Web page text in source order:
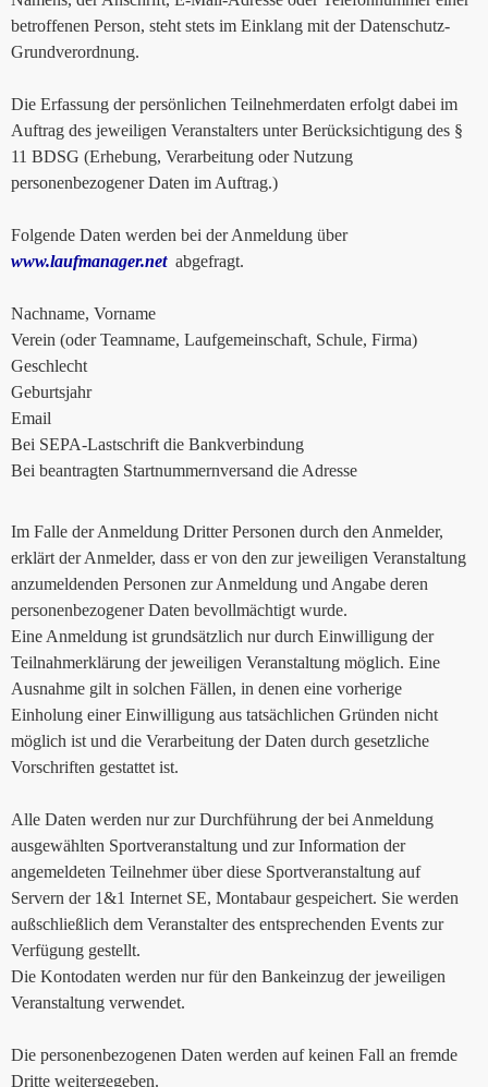
betroffenen Person, steht stets im Einklang mit der Datenschutz-
Grundverordnung.
Die Erfassung der persönlichen Teilnehmerdaten erfolgt dabei im
Auftrag des jeweiligen Veranstalters unter Berücksichtigung des §
11 BDSG (Erhebung, Verarbeitung oder Nutzung
personenbezogener Daten im Auftrag.)
Folgende Daten werden bei der Anmeldung über
www.laufmanager.netabgefragt.
Nachname, Vorname
Verein (oder Teamname, Laufgemeinschaft, Schule, Firma)
Geschlecht
Geburtsjahr
Email
Bei SEPA-Lastschrift die Bankverbindung
Bei beantragten Startnummernversand die Adresse
Im Falle der Anmeldung Dritter Personen durch den Anmelder,
erklärt der Anmelder, dass er von den zur jeweiligen Veranstaltung
anzumeldenden Personen zur Anmeldung und Angabe deren
personenbezogener Daten bevollmächtigt wurde.
Eine Anmeldung ist grundsätzlich nur durch Einwilligung der
Teilnahmerklärung der jeweiligen Veranstaltung möglich. Eine
Ausnahme gilt in solchen Fällen, in denen eine vorherige
Einholung einer Einwilligung aus tatsächlichen Gründen nicht
möglich ist und die Verarbeitung der Daten durch gesetzliche
Vorschriften gestattet ist.
Alle Daten werden nur zur Durchführung der bei Anmeldung
ausgewählten Sportveranstaltung und zur Information der
angemeldeten Teilnehmer über diese Sportveranstaltung auf
Servern der 1&1 Internet SE, Montabaur gespeichert. Sie werden
außschließlich dem Veranstalter des entsprechenden Events zur
Verfügung gestellt.
Die Kontodaten werden nur für den Bankeinzug der jeweiligen
Veranstaltung verwendet.
Die personenbezogenen Daten werden auf keinen Fall an fremde
Dritte weitergegeben.